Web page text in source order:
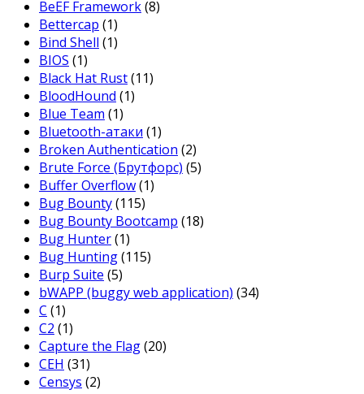
BeEF Framework(8)
Bettercap (1)
Bind Shell (1)
BIOS (1)
Black Hat Rust(11)
BloodHound (1)
Blue Team (1)
Bluetooth-атаки (1)
Broken Authentication (2)
Brute Force (Брутфорс) (5)
Buffer Overflow(1)
Bug Bounty(115)
Bug Bounty Bootcamp (18)
Bug Hunter(1)
Bug Hunting(115)
Burp Suite (5)
bWAPP (buggy web application) (34)
C (1)
C2 (1)
Capture the Flag(20)
CEH (31)
Censys (2)